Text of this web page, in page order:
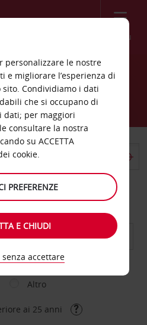
Menù
Ratingen
diversa
AL GIORNO
Altro
ai 25 anni
personalizzare le nostre
e migliorare l’esperienza di
Condividiamo i dati
che si occupano di
dati; per maggiori
consultare la nostra
su ACCETTA
cookie.
PREFERENZE
E CHIUDI
accettare